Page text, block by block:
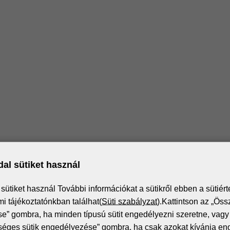
Iratkozz fel a hírlevélre!
nyomtatás világának legfrissebb eseményeiről és
sütiket használ
használ További információkat a sütikről ebben a
tájékoztatónkban találhat(Süti szabályzat).Kattintson az
gombra, ha minden típusú sütit engedélyezni szeretne,
sütik engedélyezése” gombra, ha csak azokat kívánja